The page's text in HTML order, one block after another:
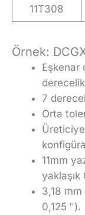
11T308
Örnek:
Eşkenar
7
Orta
Üreticiye
11mm
yaklaşık
3,18 mm
0,125 ″).